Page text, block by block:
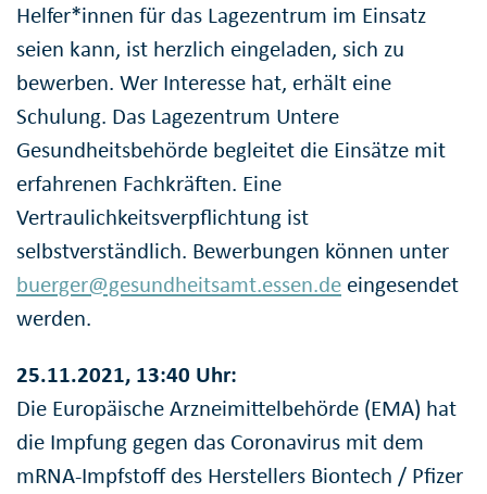
Helfer*innen für das Lagezentrum im Einsatz
seien kann, ist herzlich eingeladen, sich zu
bewerben. Wer Interesse hat, erhält eine
Schulung. Das Lagezentrum Untere
Gesundheitsbehörde begleitet die Einsätze mit
erfahrenen Fachkräften. Eine
Vertraulichkeitsverpflichtung ist
selbstverständlich. Bewerbungen können unter
buerger@gesundheitsamt.essen.de eingesendet
werden.
25.11.2021, 13:40 Uhr:
Die Europäische Arzneimittelbehörde (EMA) hat
die Impfung gegen das Coronavirus mit dem
mRNA-Impfstoff des Herstellers Biontech / Pfizer